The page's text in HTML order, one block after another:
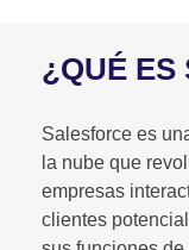
¿QUÉ ES
Salesforce es
la nube que
empresas
clientes